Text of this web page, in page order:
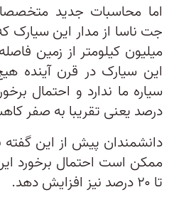
اما محاسبات جدید
میلیون کیلومتر از زمین
این سیارک در قرن آینده
درصد یعنی تقریبا به صفر
دانشمندان پیش از این
ممکن است احتمال برخورد
تا ۲۰ درصد نیز افزایش دهد.